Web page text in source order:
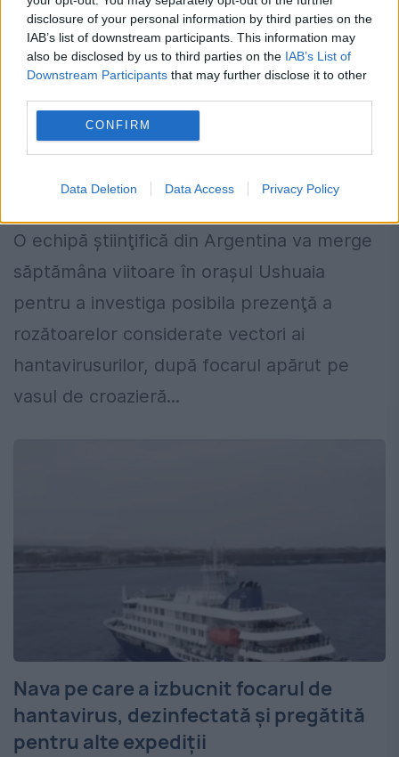
disclosure of your personal information by third parties on the
IAB’s list of downstream participants. This information may
also be disclosed by us to third parties on the IAB’s List of
Downstream Participants that may further disclose it to other
CONFIRM
Data Deletion Data Access Privacy Policy
Ce caută cercetătorii în Ushuaia, după
focarul de hantavirus de pe vasul de
O echipă ştiinţifică din Argentina va merge
săptămâna viitoare în oraşul Ushuaia
pentru a investiga posibila prezenţă a
rozătoarelor considerate vectori ai
hantavirusurilor, după focarul apărut pe
vasul de croazieră...
Nava pe care a izbucnit focarul de
hantavirus, dezinfectată și pregătită
pentru alte expediții